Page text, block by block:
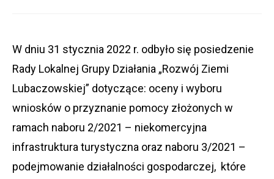
W dniu 31 stycznia 2022 r. odbyło się posiedzenie
Rady Lokalnej Grupy Działania „Rozwój Ziemi
Lubaczowskiej” dotyczące: oceny i wyboru
wniosków o przyznanie pomocy złożonych w
ramach naboru 2/2021 – niekomercyjna
infrastruktura turystyczna oraz naboru 3/2021 –
podejmowanie działalności gospodarczej, które